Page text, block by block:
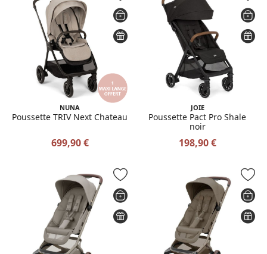
NUNA
Poussette TRIV Next Chateau
699,90 €
JOIE
Poussette Pact Pro Shale
noir
198,90 €